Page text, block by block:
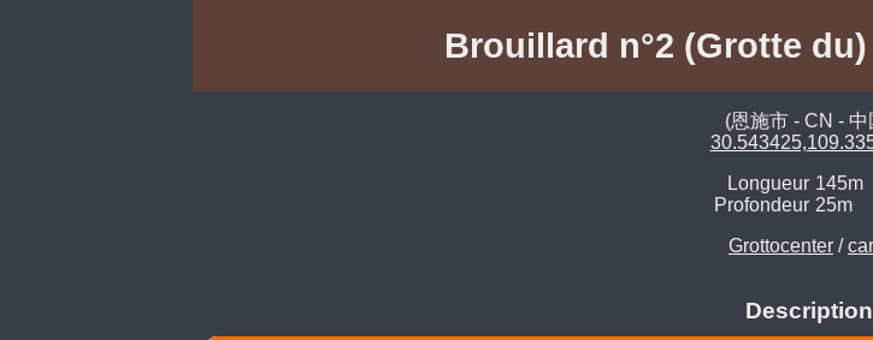
Brouillard n°2 (Grotte
(恩施市 - CN - 中
Longueur 145m
Profondeur 25m
Grottocenter /
Description